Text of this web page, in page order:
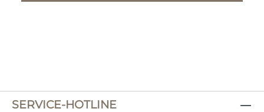
SERVICE-HOTLINE